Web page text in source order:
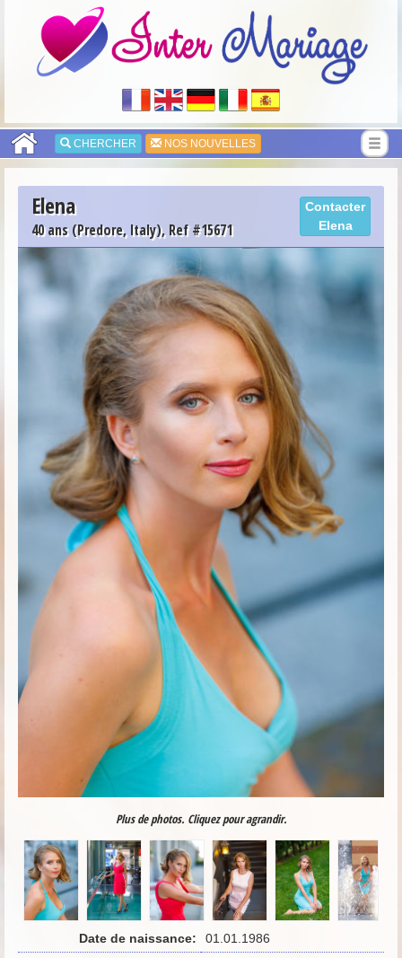
CHERCHER NOS NOUVELLES
Elena
40 ans (Predore, Italy), Ref #15671
Contacter
Elena
Plus de photos. Cliquez pour agrandir.
Date de naissance: 01.01.1986